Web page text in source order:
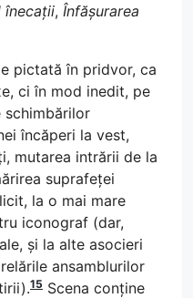
înecații, Înfășurarea
pictată în pridvor, ca
ci în mod inedit, pe
schimbărilor
încăperi la vest,
mutarea intrării de la
suprafeței
la o mai mare
iconograf (dar,
și la alte asocieri
ansamblurilor
15 Scena conține